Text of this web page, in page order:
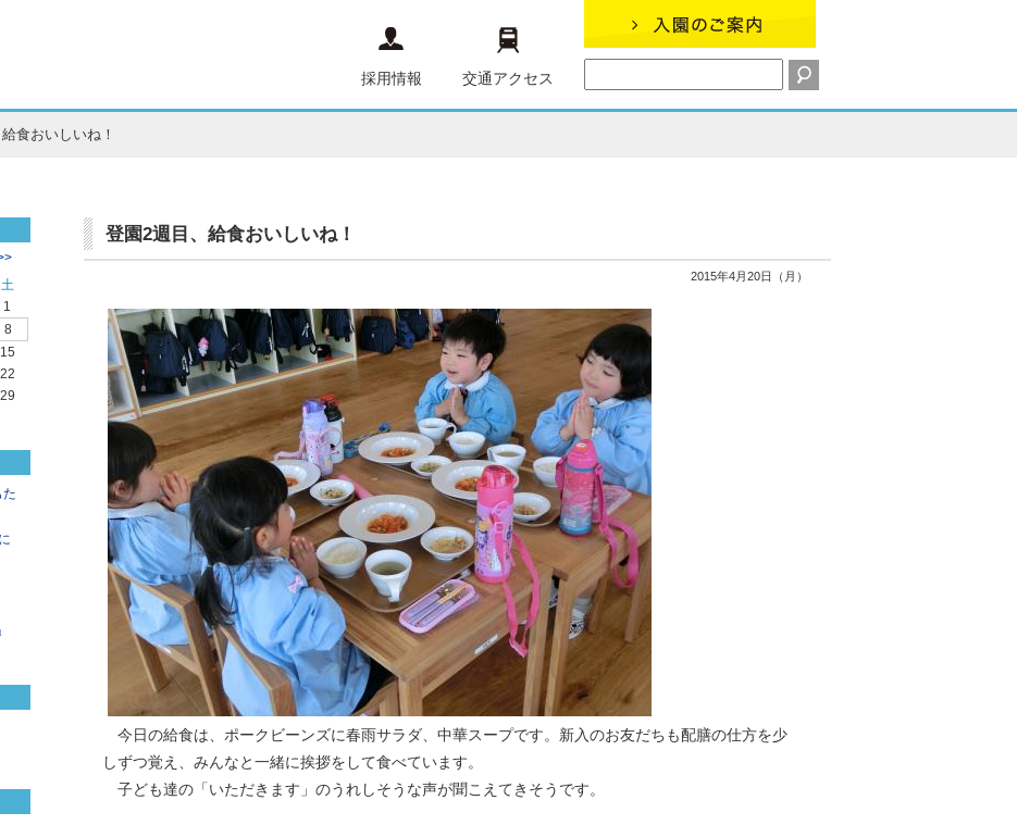
採用情報 交通アクセス
食おいしいね！
土
1
8
15
22
29
登園2週目、給食おいしいね！
2015年4月20日（月）
今日の給食は、ポークビーンズに春雨サラダ、中華スープです。新入のお友だちも配膳の仕方を少
しずつ覚え、みんなと一緒に挨拶をして食べています。
子ども達の「いただきます」のうれしそうな声が聞こえてきそうです。